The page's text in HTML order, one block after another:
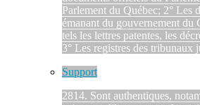
Parlement du Québec; 2° Les
émanant du gouvernement du
tels les lettres patentes, les
3° Les registres des
Support
2814. Sont authentiques,